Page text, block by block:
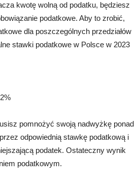
kwotę wolną od podatku, będziesz
podatkowe. Aby to zrobić,
dla poszczególnych przedziałów
stawki podatkowe w Polsce w 2023
pomnożyć swoją nadwyżkę ponad
odpowiednią stawkę podatkową i
podatek. Ostateczny wynik
podatkowym.